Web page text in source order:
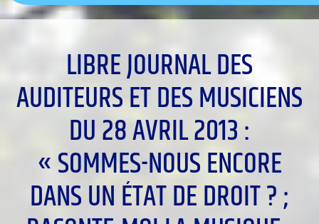
LIBRE JOURNAL DES
AUDITEURS ET DES MUSICIENS
DU 28 AVRIL 2013 :
« SOMMES-NOUS ENCORE
DANS UN ÉTAT DE DROIT ? ;